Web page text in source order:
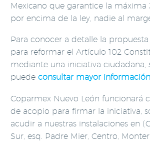
Mexicano que garantice la máxima
por encima de la ley, nadie al
Para conocer a detalle la
para reformar el Artículo 102
mediante una iniciativa ciudadana,
puede consultar mayor
Coparmex Nuevo León funcionará
de acopio para firmar la iniciativa,
acudir a nuestras instalaciones en
Sur, esq. Padre Mier, Centro,